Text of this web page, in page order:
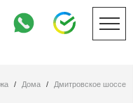
дома Дмитровское шоссе